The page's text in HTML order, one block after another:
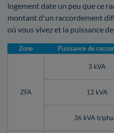
logement date un peu que ce
montant d'un raccordement
où vous vivez et la puissance
Zone Puissance de
ZFA
3 kVA
12 kVA
36 kVA